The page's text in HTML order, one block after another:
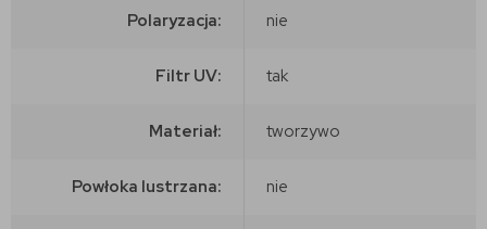
Polaryzacja: nie
Filtr UV: tak
Materiał: tworzywo
Powłoka lustrzana: nie